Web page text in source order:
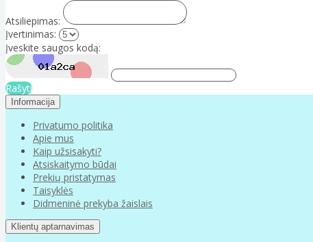
Atsiliepimas:
Įvertinimas:
Įveskite saugos kodą:
Rašyti
Informacija
Privatumo politika
Apie mus
Kaip užsisakyti?
Atsiskaitymo būdai
Prekių pristatymas
Taisyklės
Didmeninė prekyba žaislais
Klientų aptarnavimas